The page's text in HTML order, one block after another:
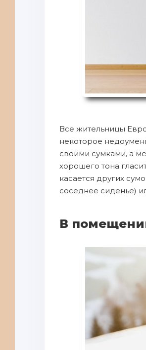
Все жительницы
некоторое
своими сумками, а
хорошего тона
касается других
соседнее сиденье)
В